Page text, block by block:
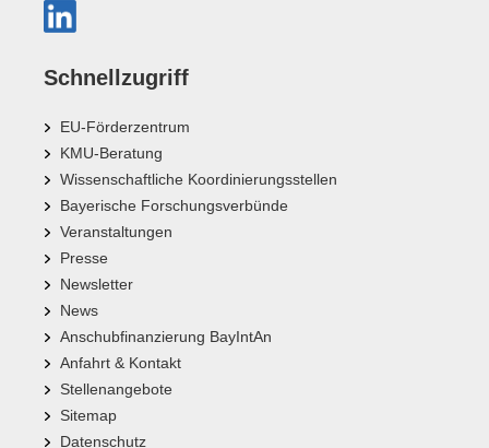
Schnellzugriff
EU-Förderzentrum
KMU-Beratung
Wissenschaftliche Koordinierungsstellen
Bayerische Forschungsverbünde
Veranstaltungen
Presse
Newsletter
News
Anschubfinanzierung BayIntAn
Anfahrt & Kontakt
Stellenangebote
Sitemap
Datenschutz